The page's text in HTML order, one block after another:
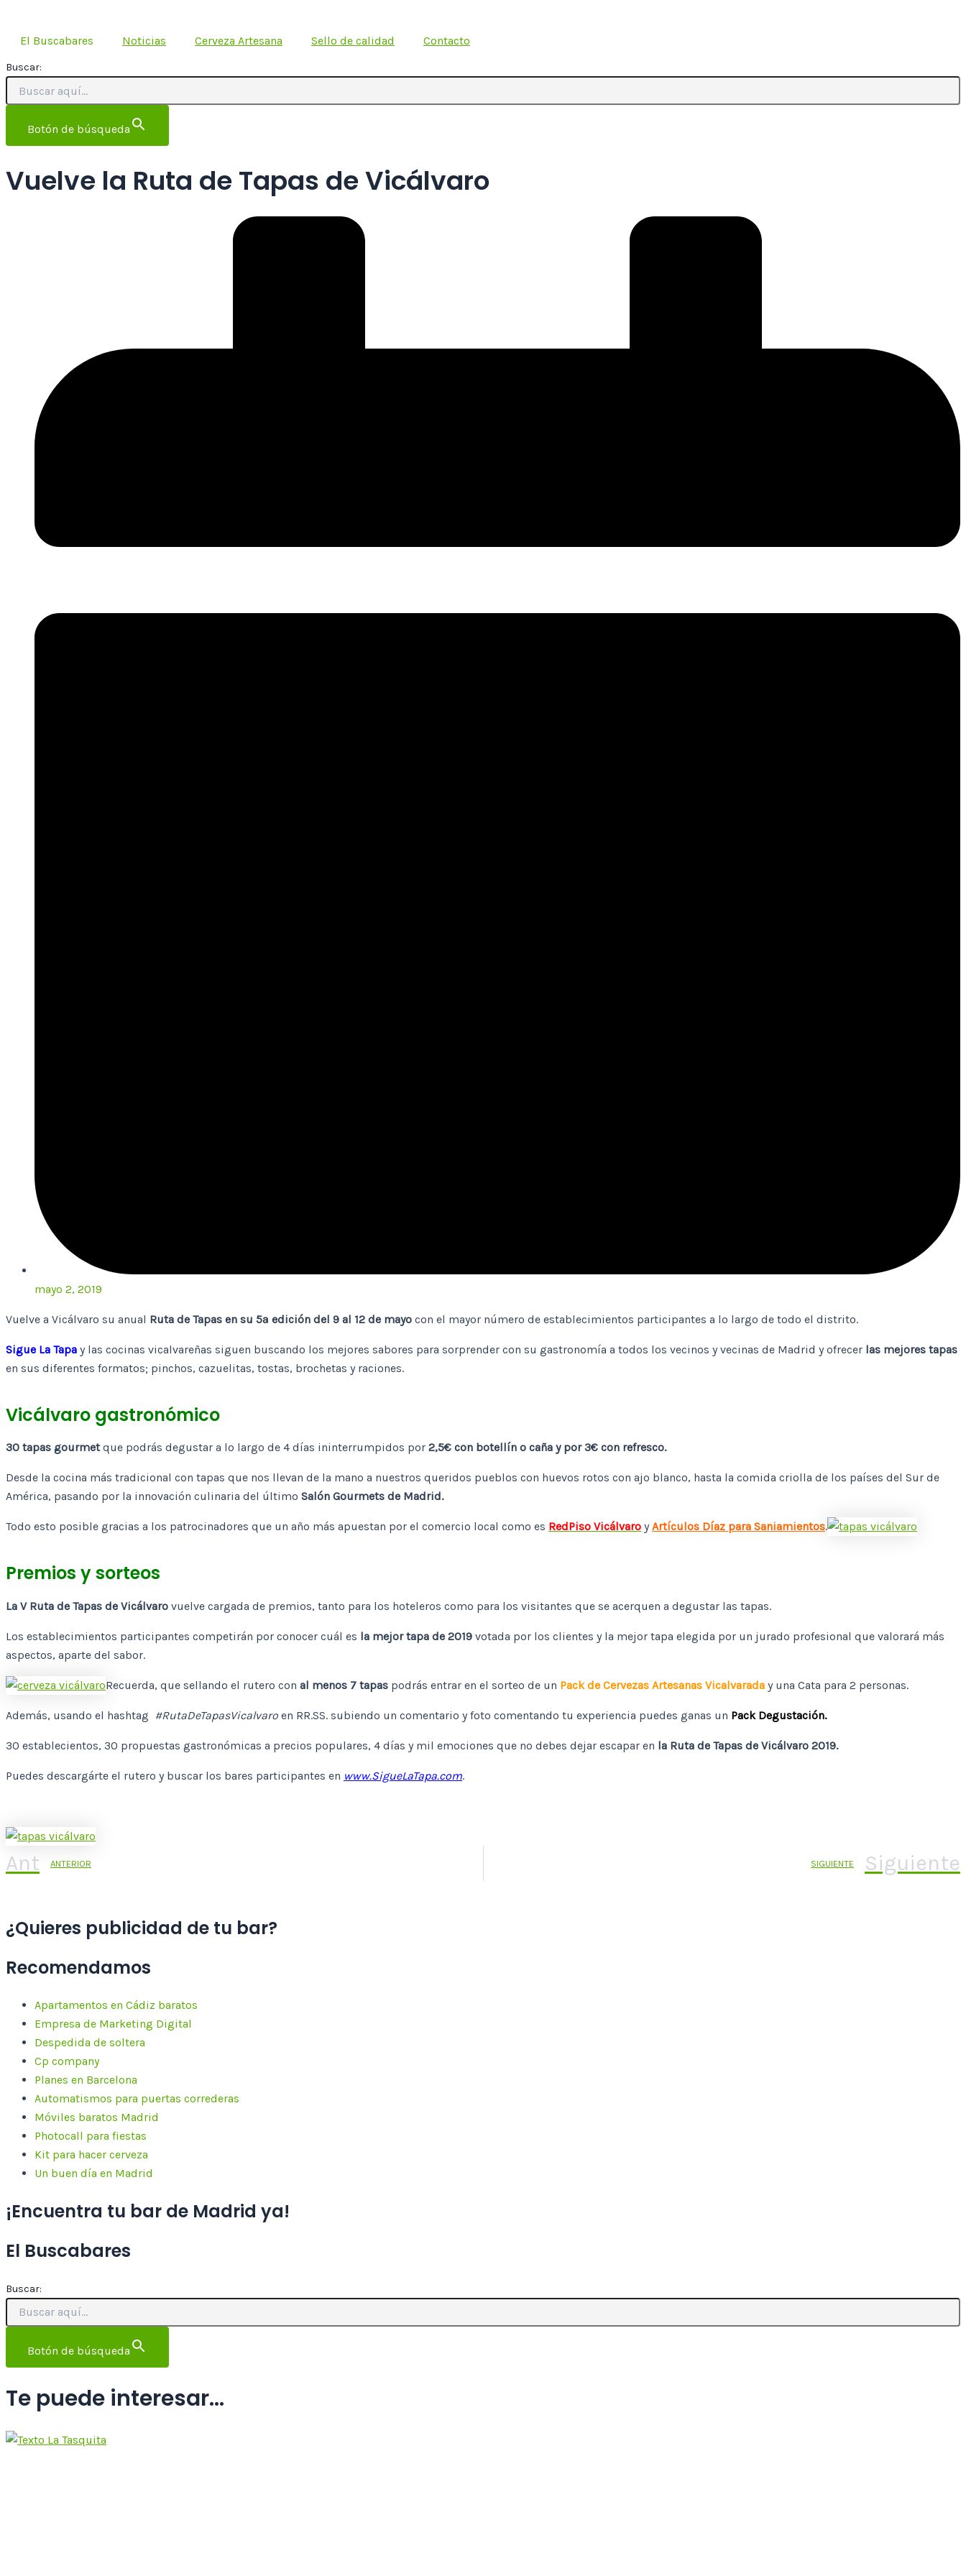
contenido
El Buscabares Noticias Cerveza Artesana Sello de calidad Contacto
Buscar:
Botón de búsqueda
Vuelve la Ruta de Tapas de Vicálvaro
mayo 2, 2019
Vuelve a Vicálvaro su anual Ruta de Tapas en su 5ª edición del 9 al 12 de mayo con el mayor número de establecimientos participantes a lo largo de todo el distrito.
Sigue La Tapa y las cocinas vicalvareñas siguen buscando los mejores sabores para sorprender con su gastronomía a todos los vecinos y vecinas de Madrid y ofrecer las mejores tapas
en sus diferentes formatos; pinchos, cazuelitas, tostas, brochetas y raciones.
Vicálvaro gastronómico
30 tapas gourmetque podrás degustar a lo largo de 4 días ininterrumpidos por 2,5€ con botellín o caña y por 3€ con refresco.
Desde la cocina más tradicional con tapas que nos llevan de la mano a nuestros queridos pueblos con huevos rotos con ajo blanco, hasta la comida criolla de los países del Sur de
América, pasando por la innovación culinaria del último Salón Gourmets de Madrid.
Todo esto posible gracias a los patrocinadores que un año más apuestan por el comercio local como es RedPiso Vicálvaro yArtículos Díaz para Saniamientos.
Premios y sorteos
La V Ruta de Tapas de Vicálvaro vuelve cargada de premios, tanto para los hoteleros como para los visitantes que se acerquen a degustar las tapas.
Los establecimientos participantes competirán por conocer cuál es la mejor tapa de 2019 votada por los clientes y la mejor tapa elegida por un jurado profesional que valorará más
aspectos, aparte del sabor.
Recuerda, que sellando el rutero con al menos 7 tapas podrás entrar en el sorteo de un Pack de Cervezas Artesanas Vicalvarada y una Cata para 2 personas.
Además, usando el hashtag #RutaDeTapasVicalvaro en RR.SS. subiendo un comentario y foto comentando tu experiencia puedes ganas un Pack Degustación.
30 establecientos, 30 propuestas gastronómicas a precios populares, 4 días y mil emociones que no debes dejar escapar en la Ruta de Tapas de Vicálvaro 2019.
Puedes descargárte el rutero y buscar los bares participantes en www.SigueLaTapa.com.
Ant ANTERIOR SIGUIENTE Siguiente
¿Quieres publicidad de tu bar?
Recomendamos
Apartamentos en Cádiz baratos
Empresa de Marketing Digital
Despedida de soltera
Cp company
Planes en Barcelona
Automatismos para puertas correderas
Móviles baratos Madrid
Photocall para fiestas
Kit para hacer cerveza
Un buen día en Madrid
¡Encuentra tu bar de Madrid ya!
El Buscabares
Buscar:
Botón de búsqueda
Te puede interesar...